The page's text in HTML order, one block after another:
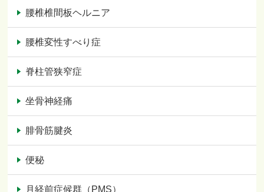
腰椎椎間板ヘルニア
腰椎変性すべり症
脊柱管狭窄症
坐骨神経痛
腓骨筋腱炎
便秘
月経前症候群（PMS）